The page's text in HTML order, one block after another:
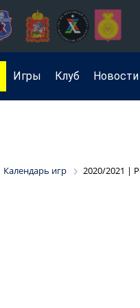
Игры Клуб Новости
Календарь игр 2020/2021 |